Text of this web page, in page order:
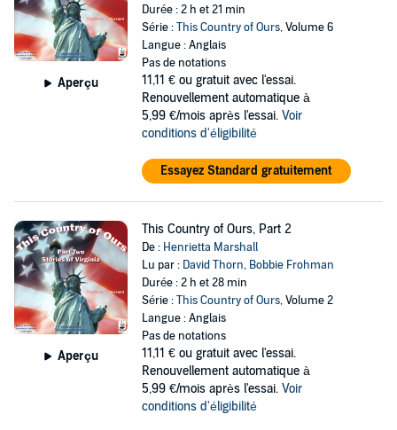
Aperçu
Durée : 2 h et 21 min
Série :This Country of Ours, Volume 6
Langue : Anglais
Pas de notations
11,11 € ou gratuit avec l'essai.
Renouvellement automatique à
5,99 €/mois après l'essai. Voir
conditions d'éligibilité
Essayez Standard gratuitement
Aperçu
This Country of Ours, Part 2
De : Henrietta Marshall
Lu par : David Thorn, Bobbie Frohman
Durée : 2 h et 28 min
Série :This Country of Ours, Volume 2
Langue : Anglais
Pas de notations
11,11 € ou gratuit avec l'essai.
Renouvellement automatique à
5,99 €/mois après l'essai. Voir
conditions d'éligibilité